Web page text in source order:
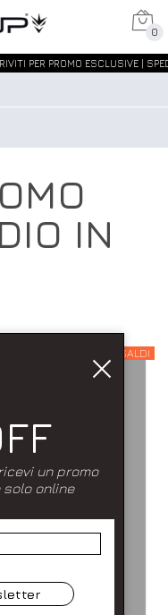
0
PER PROMO ESCLUSIVE |
IN
SALDI
un promo
solo online